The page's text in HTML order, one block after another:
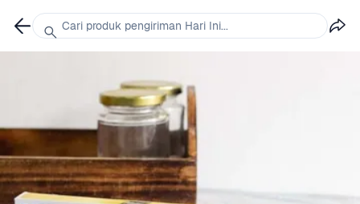
Cari produk pengiriman Hari Ini...